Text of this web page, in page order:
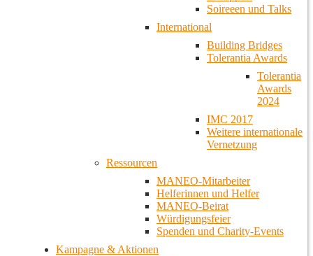
Soireeen und Talks
International
Building Bridges
Tolerantia Awards
Tolerantia
Awards
2024
IMC 2017
Weitere internationale
Vernetzung
Ressourcen
MANEO-Mitarbeiter
Helferinnen und Helfer
MANEO-Beirat
Würdigungsfeier
Spenden und Charity-Events
Kampagne & Aktionen